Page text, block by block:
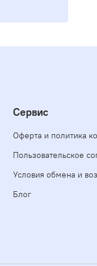
Сервис
Оферта и политика
Пользовательское
Условия обмена и
Блог